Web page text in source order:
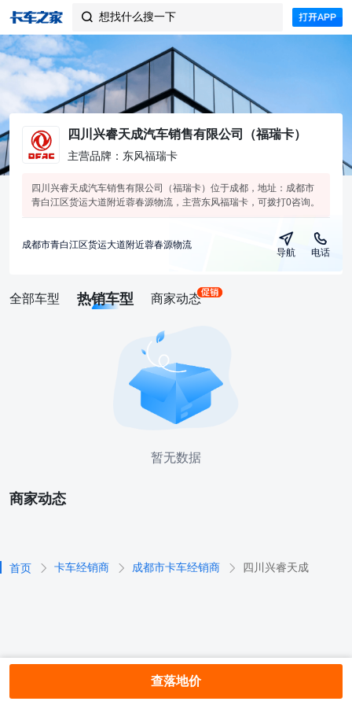
 想找什么搜一下
四川兴睿天成汽车销售有限公司（福瑞卡）
主营品牌：东风福瑞卡
四川兴睿天成汽车销售有限公司（福瑞卡）位于成都，地址：成都市
青白江区货运大道附近蓉春源物流，主营东风福瑞卡，可拨打0咨询。
成都市青白江区货运大道附近蓉春源物流
导航 电话
全部车型 热销车型 商家动态
暂无数据
商家动态
首页 卡车经销商 成都市卡车经销商 四川兴睿天成
查落地价